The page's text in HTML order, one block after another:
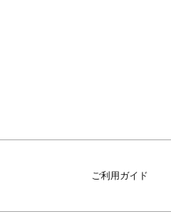
ご利用ガイド